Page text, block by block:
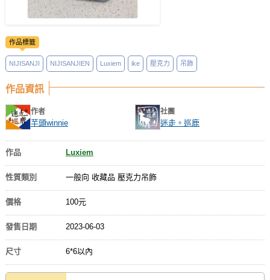
作品標籤
NIJISANJI NIJISANJIEN Luxiem ike 壓克力 吊飾
作品資訊
作者
芋頭winnie
社團
迷走。巡鹿
作品 Luxiem
性質類別 一般向 收藏品 壓克力吊飾
價格 100元
發售日期 2023-06-03
尺寸 6*6以內